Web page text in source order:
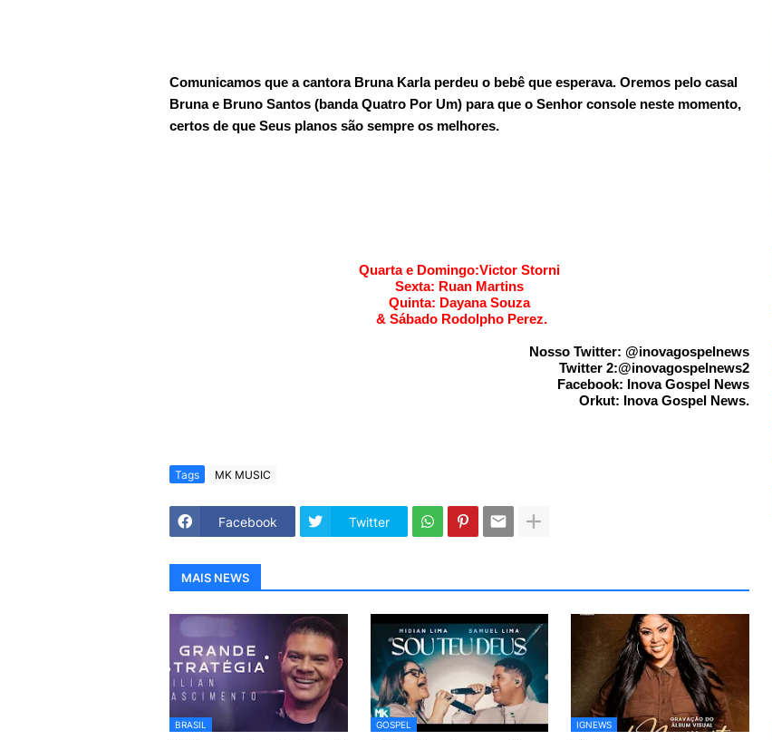
Comunicamos que a cantora Bruna Karla perdeu o bebê que esperava. Oremos pelo casal
Bruna e Bruno Santos (banda Quatro Por Um) para que o Senhor console neste momento,
certos de que Seus planos são sempre os melhores.
Quarta e Domingo:Victor Storni
Sexta: Ruan Martins
Quinta: Dayana Souza
& Sábado Rodolpho Perez.
Nosso Twitter: @inovagospelnews
Twitter 2:@inovagospelnews2
Facebook: Inova Gospel News
Orkut: Inova Gospel News.
Tags MK MUSIC
Facebook Twitter
MAIS NEWS
BRASIL GOSPEL IGNEWS